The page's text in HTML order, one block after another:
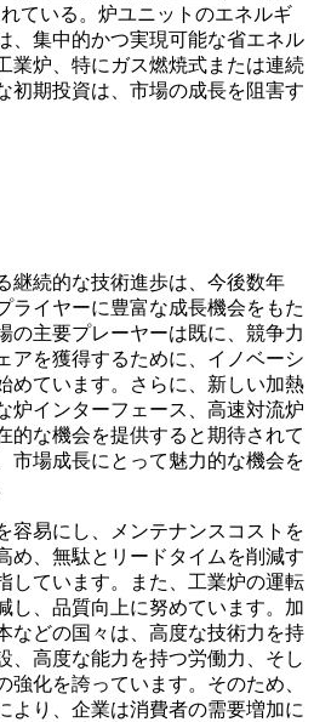
れている。炉ユニットのエネルギ
、集中的かつ実現可能な省エネル
業炉、特にガス燃焼式または連続
初期投資は、市場の成長を阻害す
継続的な技術進歩は、今後数年
ライヤーに豊富な成長機会をもた
の主要プレーヤーは既に、競争力
アを獲得するために、イノベーシ
めています。さらに、新しい加熱
炉インターフェース、高速対流炉
的な機会を提供すると期待されて
市場成長にとって魅力的な機会を
容易にし、メンテナンスコストを
め、無駄とリードタイムを削減す
しています。また、工業炉の運転
し、品質向上に努めています。加
などの国々は、高度な技術力を持
、高度な能力を持つ労働力、そし
強化を誇っています。そのため、
より、企業は消費者の需要増加に